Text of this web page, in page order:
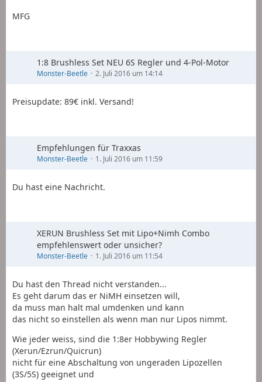
MFG
1:8 Brushless Set NEU 6S Regler und 4-Pol-Motor
Monster-Beetle 2. Juli 2016 um 14:14
Preisupdate: 89€ inkl. Versand!
Empfehlungen für Traxxas
Monster-Beetle 1. Juli 2016 um 11:59
Du hast eine Nachricht.
XERUN Brushless Set mit Lipo+Nimh Combo
empfehlenswert oder unsicher?
Monster-Beetle 1. Juli 2016 um 11:54
Du hast den Thread nicht verstanden...
Es geht darum das er NiMH einsetzen will,
da muss man halt mal umdenken und kann
das nicht so einstellen als wenn man nur Lipos nimmt.
Wie jeder weiss, sind die 1:8er Hobbywing Regler
(Xerun/Ezrun/Quicrun)
nicht für eine Abschaltung von ungeraden Lipozellen
(3S/5S) geeignet und